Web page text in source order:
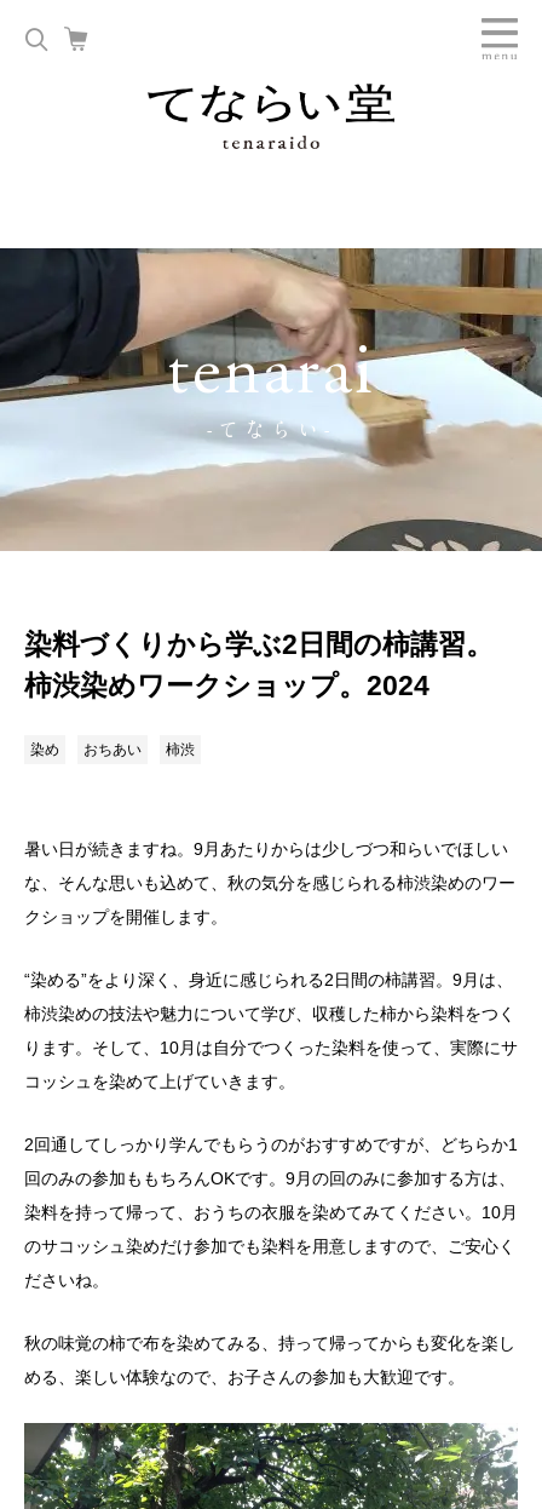
tenarai
-てならい-
染料づくりから学ぶ2日間の柿講習。
柿渋染めワークショップ。2024
染め おちあい 柿渋
暑い日が続きますね。9月あたりからは少しづつ和らいでほしい
な、そんな思いも込めて、秋の気分を感じられる柿渋染めのワー
クショップを開催します。
“染める”をより深く、身近に感じられる2日間の柿講習。9月は、
柿渋染めの技法や魅力について学び、収穫した柿から染料をつく
ります。そして、 10月は自分でつくった染料を使って、実際にサ
コッシュを染めて上げていきます。
2回通してしっかり学んでもらうのがおすすめですが、どちらか1
回のみの参加ももちろんOKです。9月の回のみに参加する方は、
染料を持って帰って、おうちの衣服を染めてみてください。10月
のサコッシュ染めだけ参加でも染料を用意しますので、ご安心く
ださいね。
秋の味覚の柿で布を染めてみる、持って帰ってからも変化を楽し
める、楽しい体験なので、お子さんの参加も大歓迎です。